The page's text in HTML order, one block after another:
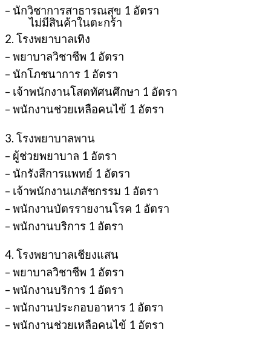
ไม่มีสินค้าในตะกร้า
– นักวิชาการสาธารณสุข 1 อัตรา
2. โรงพยาบาลเทิง
– พยาบาลวิชาชีพ 1 อัตรา
– นักโภชนาการ 1 อัตรา
– เจ้าพนักงานโสตทัศนศึกษา 1 อัตรา
– พนักงานช่วยเหลือคนไข้ 1 อัตรา
3. โรงพยาบาลพาน
– ผู้ช่วยพยาบาล 1 อัตรา
– นักรังสีการแพทย์ 1 อัตรา
– เจ้าพนักงานเภสัชกรรม 1 อัตรา
– พนักงานบัตรรายงานโรค 1 อัตรา
– พนักงานบริการ 1 อัตรา
4. โรงพยาบาลเชียงแสน
– พยาบาลวิชาชีพ 1 อัตรา
– พนักงานบริการ 1 อัตรา
– พนักงานประกอบอาหาร 1 อัตรา
– พนักงานช่วยเหลือคนไข้ 1 อัตรา